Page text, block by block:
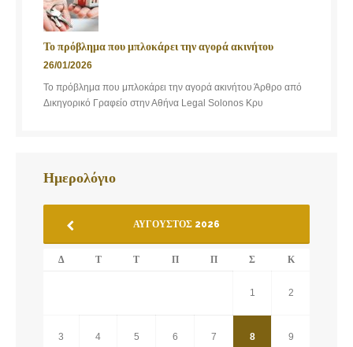
Το πρόβλημα που μπλοκάρει την αγορά ακινήτου
26/01/2026
Το πρόβλημα που μπλοκάρει την αγορά ακινήτου Άρθρο από
Δικηγορικό Γραφείο στην Αθήνα Legal Solonos Κρυ
Ημερολόγιο
ΑΎΓΟΥΣΤΟΣ 2026
Δ Τ Τ Π Π Σ Κ
1 2
3 4 5 6 7 8 9